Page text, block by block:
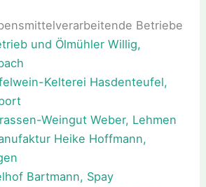
Betriebe
und Ölmühler Willig,
Kelterei Hasdenteufel,
Weingut Weber, Lehmen
Heike Hoffmann,
Bartmann, Spay